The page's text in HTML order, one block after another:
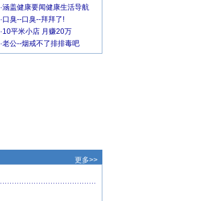
·涵盖健康要闻健康生活导航
·口臭--口臭--拜拜了!
·10平米小店 月赚20万
·老公--烟戒不了排排毒吧
更多>>